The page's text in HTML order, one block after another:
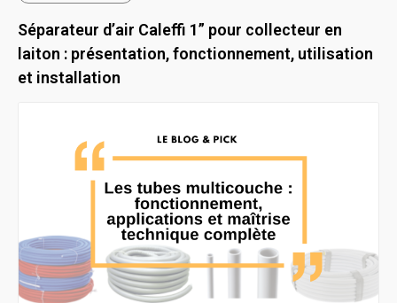
Séparateur d’air Caleffi 1” pour collecteur en
laiton : présentation, fonctionnement, utilisation
et installation